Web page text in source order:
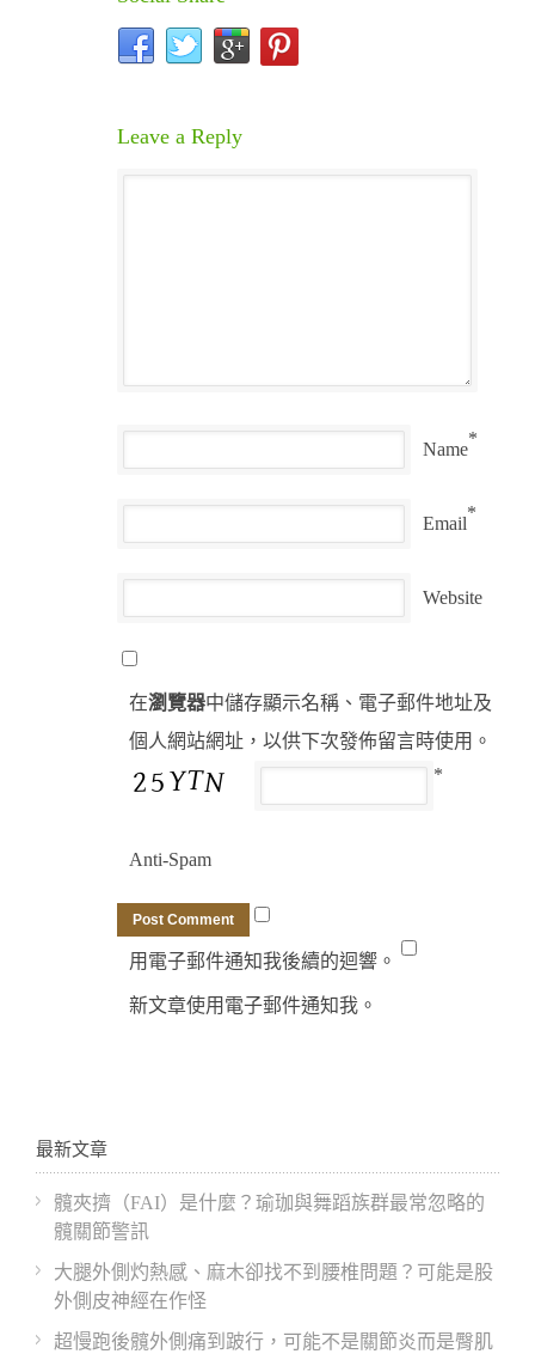
Leave a Reply
Name
*
Email
*
Website
在瀏覽器中儲存顯示名稱、電子郵件地址及
個人網站網址，以供下次發佈留言時使用。
Anti-Spam
*
用電子郵件通知我後續的迴響。
新文章使用電子郵件通知我。
最新文章
髖夾擠（FAI）是什麼？瑜珈與舞蹈族群最常忽略的
髖關節警訊
大腿外側灼熱感、麻木卻找不到腰椎問題？可能是股
外側皮神經在作怪
超慢跑後髖外側痛到跛行，可能不是關節炎而是臀肌